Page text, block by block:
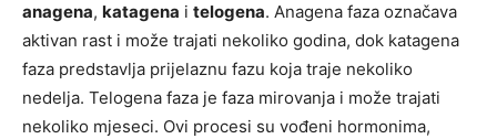
anagena, katagena i telogena. Anagena faza označava
aktivan rast i može trajati nekoliko godina, dok katagena
faza predstavlja prijelaznu fazu koja traje nekoliko
nedelja. Telogena faza je faza mirovanja i može trajati
nekoliko mjeseci. Ovi procesi su vođeni hormonima,